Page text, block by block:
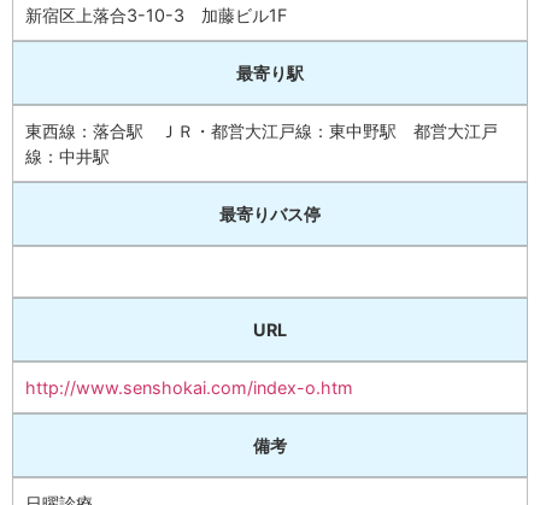
新宿区上落合3-10-3 加藤ビル1F
最寄り駅
東西線：落合駅 ＪＲ・都営大江戸線：東中野駅 都営大江戸
線：中井駅
最寄りバス停
URL
http://www.senshokai.com/index-o.htm
備考